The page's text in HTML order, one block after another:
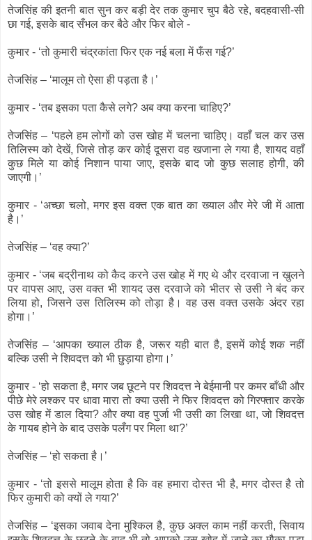
तेजसिंह की इतनी बात सुन कर बड़ी देर तक कुमार चुप बैठे रहे, बदहवासी-सी
छा गई, इसके बाद सँभल कर बैठे और फिर बोले -
कुमार - ‘तो कुमारी चंद्रकांता फिर एक नई बला में फँस गई?’
तेजसिंह – ‘मालूम तो ऐसा ही पड़ता है।’
कुमार - ‘तब इसका पता कैसे लगे? अब क्या करना चाहिए?’
तेजसिंह – ‘पहले हम लोगों को उस खोह में चलना चाहिए। वहाँ चल कर उस
तिलिस्म को देखें, जिसे तोड़ कर कोई दूसरा वह खजाना ले गया है, शायद वहाँ
कुछ मिले या कोई निशान पाया जाए, इसके बाद जो कुछ सलाह होगी, की
जाएगी।’
कुमार - ‘अच्छा चलो, मगर इस वक्त एक बात का ख्याल और मेरे जी में आता
है।’
तेजसिंह – ‘वह क्या?’
कुमार - ‘जब बद्रीनाथ को कैद करने उस खोह में गए थे और दरवाजा न खुलने
पर वापस आए, उस वक्त भी शायद उस दरवाजे को भीतर से उसी ने बंद कर
लिया हो, जिसने उस तिलिस्म को तोड़ा है। वह उस वक्त उसके अंदर रहा
होगा।’
तेजसिंह – ‘आपका ख्याल ठीक है, जरूर यही बात है, इसमें कोई शक नहीं
बल्कि उसी ने शिवदत्त को भी छुड़ाया होगा।’
कुमार - ‘हो सकता है, मगर जब छूटने पर शिवदत्त ने बेईमानी पर कमर बाँधी और
पीछे मेरे लश्कर पर धावा मारा तो क्या उसी ने फिर शिवदत्त को गिरफ्तार करके
उस खोह में डाल दिया? और क्या वह पुर्जा भी उसी का लिखा था, जो शिवदत्त
के गायब होने के बाद उसके पलँग पर मिला था?’
तेजसिंह – ‘हो सकता है।’
कुमार - ‘तो इससे मालूम होता है कि वह हमारा दोस्त भी है, मगर दोस्त है तो
फिर कुमारी को क्यों ले गया?’
तेजसिंह – ‘इसका जवाब देना मुश्किल है, कुछ अक्ल काम नहीं करती, सिवाय